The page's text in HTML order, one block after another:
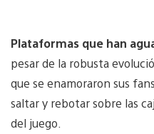
Plataformas que han
pesar de la robusta
que se enamoraron sus
saltar y rebotar sobre las
del juego.